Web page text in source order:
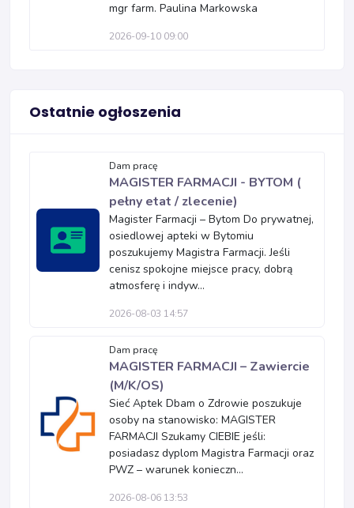
mgr farm. Paulina Markowska
2026-09-10 09:00
Ostatnie ogłoszenia
Dam pracę
MAGISTER FARMACJI - BYTOM (
pełny etat / zlecenie)
Magister Farmacji – Bytom Do prywatnej,
osiedlowej apteki w Bytomiu
poszukujemy Magistra Farmacji. Jeśli
cenisz spokojne miejsce pracy, dobrą
atmosferę i indyw...
2026-08-03 14:57
Dam pracę
MAGISTER FARMACJI – Zawiercie
(M/K/OS)
Sieć Aptek Dbam o Zdrowie poszukuje
osoby na stanowisko: MAGISTER
FARMACJI Szukamy CIEBIE jeśli:
posiadasz dyplom Magistra Farmacji oraz
PWZ – warunek konieczn...
2026-08-06 13:53